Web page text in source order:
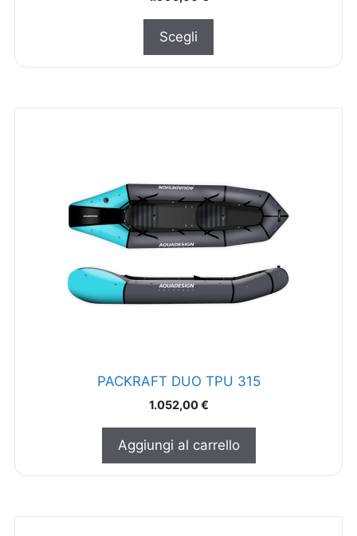
Scegli
PACKRAFT DUO TPU 315
1.052,00€
Aggiungi al carrello